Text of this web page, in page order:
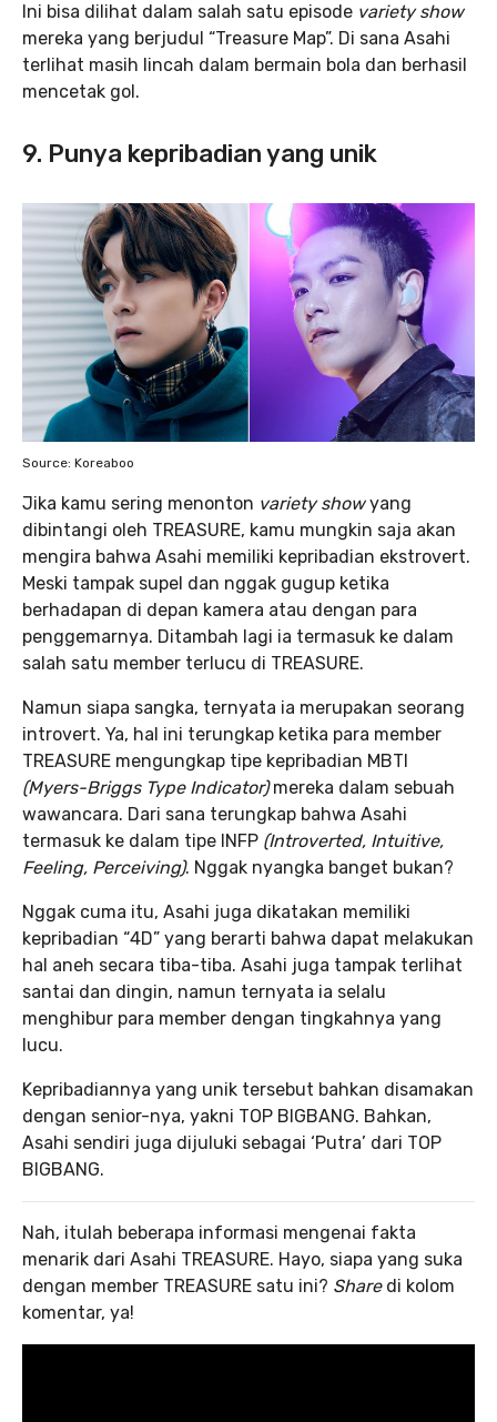
Ini bisa dilihat dalam salah satu episode variety show
mereka yang berjudul “Treasure Map”. Di sana Asahi
terlihat masih lincah dalam bermain bola dan berhasil
mencetak gol.
9. Punya kepribadian yang unik
Source: Koreaboo
Jika kamu sering menonton variety showyang
dibintangi oleh TREASURE, kamu mungkin saja akan
mengira bahwa Asahi memiliki kepribadian ekstrovert.
Meski tampak supel dan nggak gugup ketika
berhadapan di depan kamera atau dengan para
penggemarnya. Ditambah lagi ia termasuk ke dalam
salah satu member terlucu di TREASURE.
Namun siapa sangka, ternyata ia merupakan seorang
introvert. Ya, hal ini terungkap ketika para member
TREASURE mengungkap tipe kepribadian MBTI
(Myers-Briggs Type Indicator)mereka dalam sebuah
wawancara. Dari sana terungkap bahwa Asahi
termasuk ke dalam tipe INFP (Introverted, Intuitive,
Feeling, Perceiving). Nggak nyangka banget bukan?
Nggak cuma itu, Asahi juga dikatakan memiliki
kepribadian “4D” yang berarti bahwa dapat melakukan
hal aneh secara tiba-tiba. Asahi juga tampak terlihat
santai dan dingin, namun ternyata ia selalu
menghibur para member dengan tingkahnya yang
lucu.
Kepribadiannya yang unik tersebut bahkan disamakan
dengan senior-nya, yakni TOP BIGBANG. Bahkan,
Asahi sendiri juga dijuluki sebagai ‘Putra’ dari TOP
BIGBANG.
Nah, itulah beberapa informasi mengenai fakta
menarik dari Asahi TREASURE. Hayo, siapa yang suka
dengan member TREASURE satu ini? Sharedi kolom
komentar, ya!